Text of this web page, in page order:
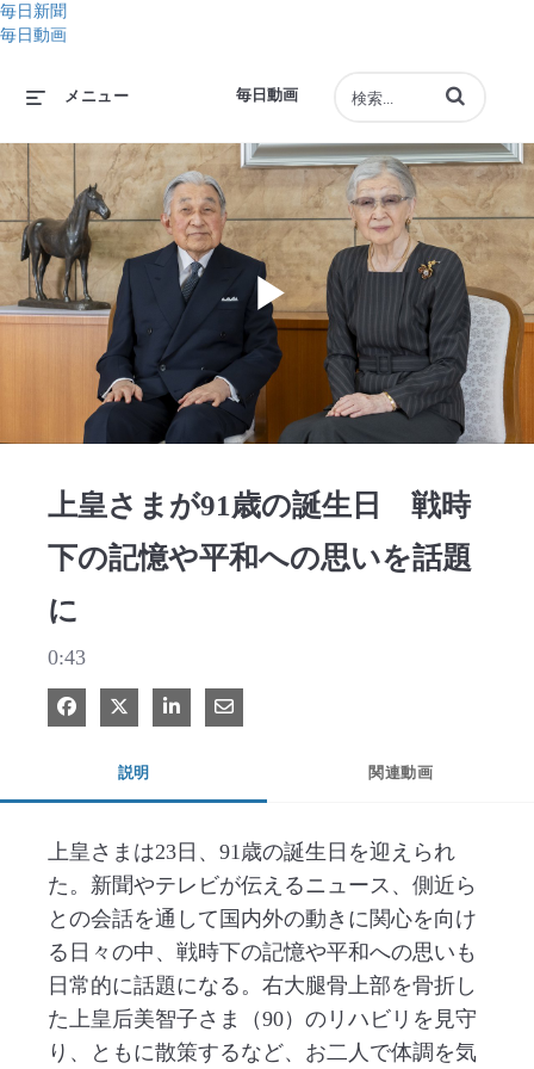
毎日新聞
毎日動画
毎日動画
メニュー 動画の検索語句
Play
上皇さまが91歳の誕生日 戦時
下の記憶や平和への思いを話題
に
0:43
Facebook で共有
Xで共有する
LinkedIn で共有
電子メールで共有
説明 関連動画
上皇さまは23日、91歳の誕生日を迎えられ
た。新聞やテレビが伝えるニュース、側近ら
との会話を通して国内外の動きに関心を向け
る日々の中、戦時下の記憶や平和への思いも
日常的に話題になる。右大腿骨上部を骨折し
た上皇后美智子さま（90）のリハビリを見守
り、ともに散策するなど、お二人で体調を気